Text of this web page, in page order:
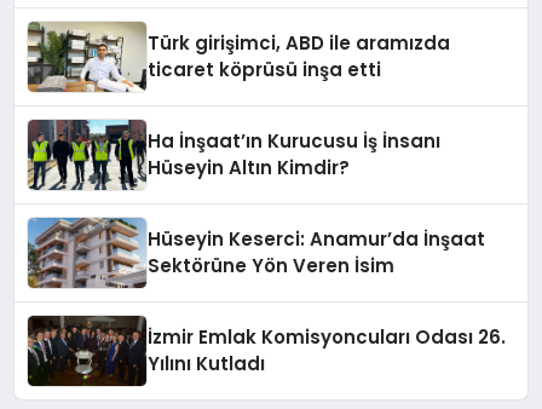
Türk girişimci, ABD ile aramızda
ticaret köprüsü inşa etti
Ha İnşaat’ın Kurucusu İş İnsanı
Hüseyin Altın Kimdir?
Hüseyin Keserci: Anamur’da İnşaat
Sektörüne Yön Veren İsim
İzmir Emlak Komisyoncuları Odası 26.
Yılını Kutladı